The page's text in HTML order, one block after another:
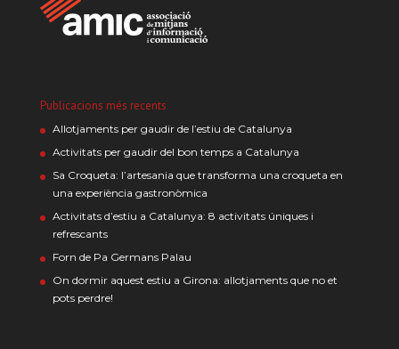
Publicacions més recents
Allotjaments per gaudir de l’estiu de Catalunya
Activitats per gaudir del bon temps a Catalunya
Sa Croqueta: l’artesania que transforma una croqueta en
una experiència gastronòmica
Activitats d’estiu a Catalunya: 8 activitats úniques i
refrescants
Forn de Pa Germans Palau
On dormir aquest estiu a Girona: allotjaments que no et
pots perdre!